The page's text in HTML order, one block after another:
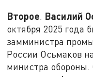
Второе. Василий
октября 2025 года
замминистра
России Осьмаков
министра